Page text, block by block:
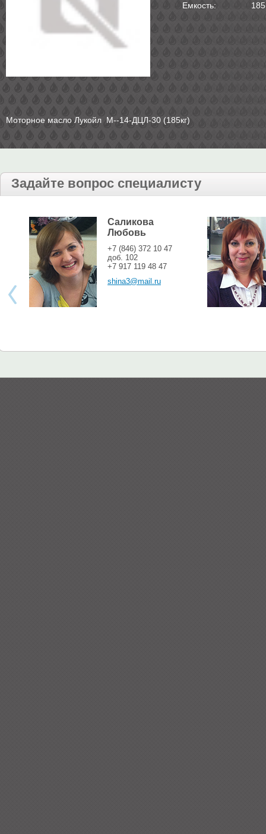
Емкость:
Моторное масло Лукойл М--14-ДЦЛ-30 (185кг)
Задайте вопрос специалисту
Саликова
Любовь
+7 (846) 372 10 47
доб. 102
+7 917 119 48 47
shina3@mail.ru